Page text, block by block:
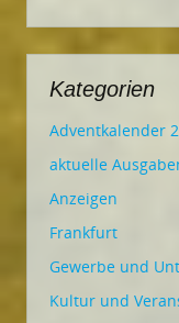
Kategorien
Adventkalender
aktuelle
Anzeigen
Frankfurt
Gewerbe und
Kultur und